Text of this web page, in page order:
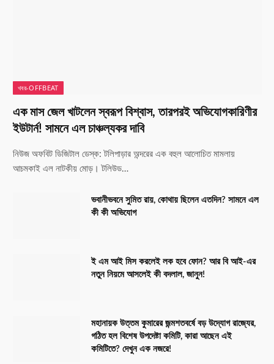
খবর-OFFBEAT
এক মাস জেল খাটলেন স্বরূপ বিশ্বাস, তারপরই অভিযোগকারিণীর
ইউটার্ন! সামনে এল চাঞ্চল্যকর দাবি
নিউজ অফবিট ডিজিটাল ডেস্ক: টলিপাড়ার অন্দরের এক বহুল আলোচিত মামলায়
আচমকাই এল নাটকীয় মোড়। টলিউড…
ভবানীভবনে সুমিত রায়, কোথায় ছিলেন এতদিন? সামনে এল
কী কী অভিযোগ
ই এম আই মিস করলেই লক হবে ফোন? আর বি আই-এর
নতুন নিয়মে আসলেই কী বদলাল, জানুন!
মহানায়ক উত্তম কুমারের জন্মশতবর্ষে বড় উদ্যোগ রাজ্যের,
গঠিত হল বিশেষ উপদেষ্টা কমিটি, কারা আছেন এই
কমিটিতে? দেখুন এক নজরে!